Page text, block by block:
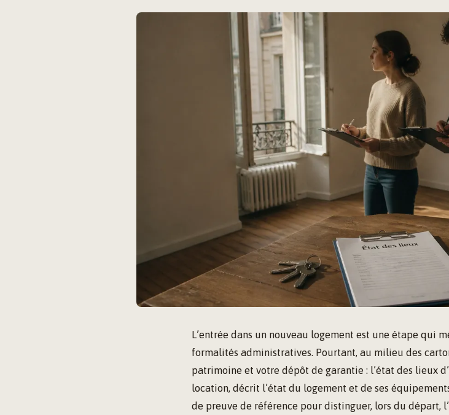
L’entrée dans un nouveau logement est une étape qui
formalités administratives. Pourtant, au milieu des
patrimoine et votre dépôt de garantie : l’état des lieux
location, décrit l’état du logement et de ses
de preuve de référence pour distinguer, lors du départ,